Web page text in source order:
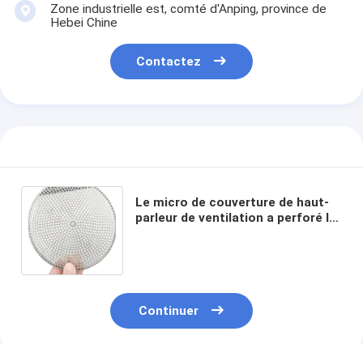
Zone industrielle est, comté d'Anping, province de
Hebei Chine
Contactez
Le micro de couverture de haut-
parleur de ventilation a perforé la
Continuer